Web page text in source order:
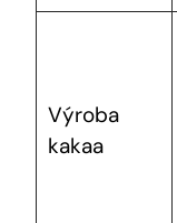
Výroba
kakaa